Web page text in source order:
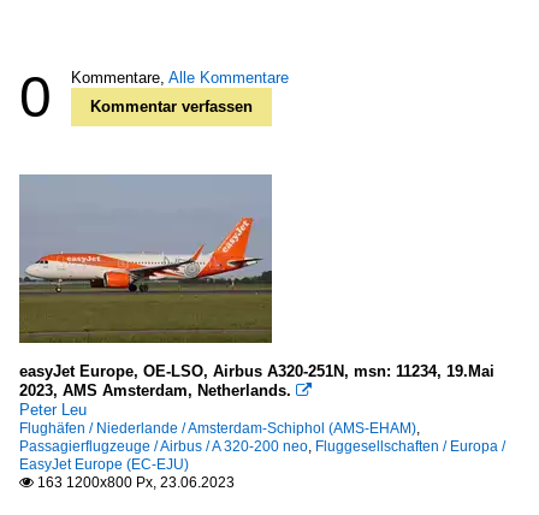
0 Kommentare, Alle Kommentare
Kommentar verfassen
easyJet Europe, OE-LSO, Airbus A320-251N, msn: 11234, 19.Mai
2023, AMS Amsterdam, Netherlands. 
Peter Leu
Flughäfen / Niederlande / Amsterdam-Schiphol (AMS-EHAM),
Passagierflugzeuge / Airbus / A 320-200 neo, Fluggesellschaften / Europa /
EasyJet Europe (EC-EJU)
 163 1200x800 Px, 23.06.2023